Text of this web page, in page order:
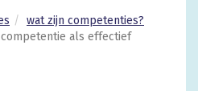
wat zijn competenties?
als effectief